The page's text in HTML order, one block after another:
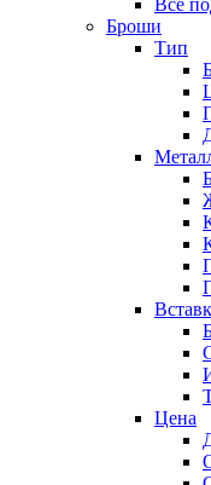
Все
Броши
Тип
Цена